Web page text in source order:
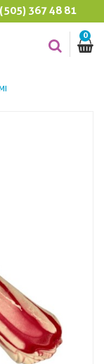
367 48 81
0